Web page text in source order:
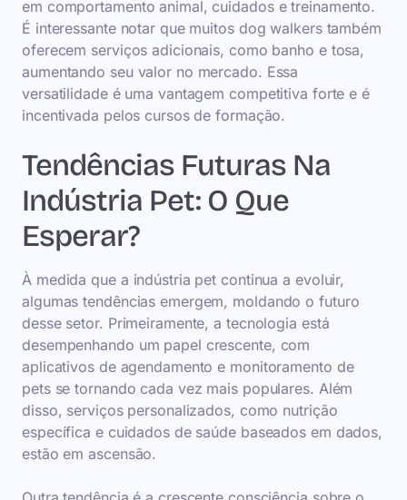
em comportamento animal, cuidados e treinamento.
É interessante notar que muitos dog walkers também
oferecem serviços adicionais, como banho e tosa,
aumentando seu valor no mercado. Essa
versatilidade é uma vantagem competitiva forte e é
incentivada pelos cursos de formação.
Tendências Futuras Na
Indústria Pet: O Que
Esperar?
À medida que a indústria pet continua a evoluir,
algumas tendências emergem, moldando o futuro
desse setor. Primeiramente, a tecnologia está
desempenhando um papel crescente, com
aplicativos de agendamento e monitoramento de
pets se tornando cada vez mais populares. Além
disso, serviços personalizados, como nutrição
específica e cuidados de saúde baseados em dados,
estão em ascensão.